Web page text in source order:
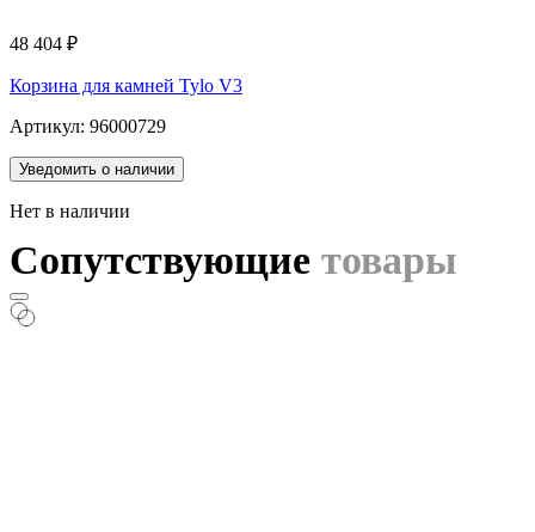
48 404 ₽
Корзина для камней Tylo V3
Артикул: 96000729
Уведомить о наличии
Нет в наличии
Сопутствующие товары